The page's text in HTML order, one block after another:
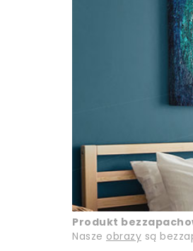
Produkt
Nasze obrazy są